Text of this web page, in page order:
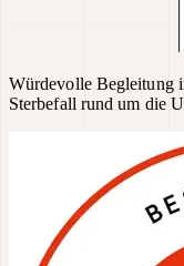
Würdevolle Begleitung
Sterbefall rund um die